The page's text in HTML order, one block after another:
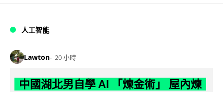
人工智能
Lawton 20 小時
中國湖北男自學 AI 「煉金術」 屋內煉